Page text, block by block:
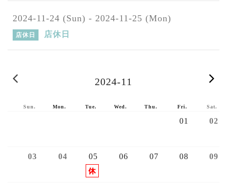
2024-11-24 (Sun) - 2024-11-25 (Mon)
店休日 店休日
2024-11
Sun. Mon. Tue. Wed. Thu. Fri. Sat.
01 02
03 04 05 06 07 08 09